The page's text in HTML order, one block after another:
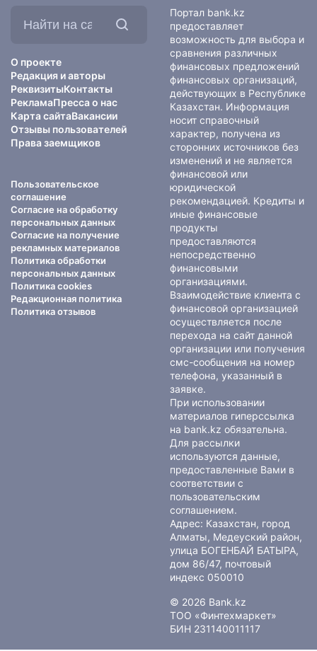
О проекте
Редакция и авторы
РеквизитыКонтакты
РекламаПресса о нас
Карта сайтаВакансии
Отзывы пользователей
Права заемщиков
Пользовательское
соглашение
Согласие на обработку
персональных данных
Согласие на получение
рекламных материалов
Политика обработки
персональных данных
Политика cookies
Редакционная политика
Политика отзывов
Портал bank.kz
предоставляет
возможность для выбора и
сравнения различных
финансовых предложений
финансовых организаций,
действующих в Республике
Казахстан. Информация
носит справочный
характер, получена из
сторонних источников без
изменений и не является
финансовой или
юридической
рекомендацией. Кредиты и
иные финансовые
продукты
предоставляются
непосредственно
финансовыми
организациями.
Взаимодействие клиента с
финансовой организацией
осуществляется после
перехода на сайт данной
организации или получения
смс-сообщения на номер
телефона, указанный в
заявке.
При использовании
материалов гиперссылка
на bank.kz обязательна.
Для рассылки
используются данные,
предоставленные Вами в
соответствии с
пользовательским
соглашением.
Адрес: Казахстан, город
Алматы, Медеуский район,
улица БОГЕНБАЙ БАТЫРА,
дом 86/47, почтовый
индекс 050010
© 2026 Bank.kz
ТОО «Финтехмаркет»
БИН 231140011117